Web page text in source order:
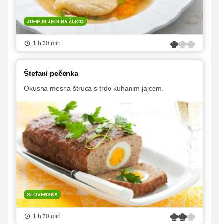
JUHE IN JEDI NA ŽLICO
1 h 30 min
Štefani pečenka
Okusna mesna štruca s trdo kuhanim jajcem.
SLOVENSKA
1 h 20 min